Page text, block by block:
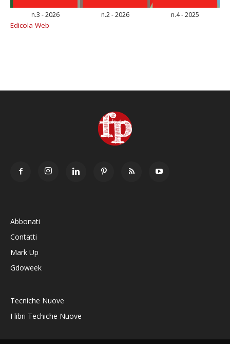
n.3 - 2026 n.2 - 2026 n.4 - 2025
Edicola Web
Abbonati
Contatti
Mark Up
Gdoweek
Tecniche Nuove
I libri Techiche Nuove